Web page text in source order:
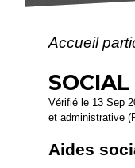
Accueil
Vérifié le 13 Sep
et administrative
Aides